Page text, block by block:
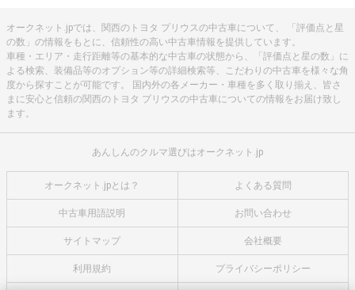
オークネット.jpでは、関西のトヨタ プリウスの中古車について、 「評価点と星
の数」の情報をもとに、信頼性の高い中古車情報を提供しています。
車種・エリア・走行距離等の基本的な中古車の状態から、「評価点と星の数」に
よる検索、装備品等のオプション等の詳細検索等、こだわりの中古車を様々な角
度から探すことが可能です。 国内外の各メーカー・車種を多く取り揃え、皆さ
まに安心と信頼の関西のトヨタ プリウスの中古車についての情報をお届け致し
ます。
あんしんのクルマ選びはオークネット.jp
オークネット.jpとは？ よくある質問
中古車用語説明 お問い合わせ
サイトマップ 会社概要
利用規約 プライバシーポリシー